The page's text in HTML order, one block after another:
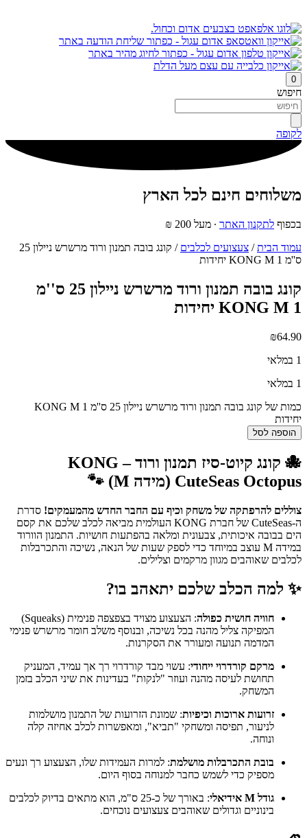
0
חיפוש
לקופה
משלוחים חינם לכל הארץ
בכפוף לתקנון האתר ∙ מעל 200 ₪
עמוד הבית/ צעצועים לכלבים
/ קונג בובה תמנון ורוד מרשרש ניילון 25
ס''מ KONG M 1 יחידות
קונג בובה תמנון ורוד מרשרש ניילון 25 ס''מ
KONG M 1 יחידות
₪64.90
1 במלאי
1 במלאי
כמות של קונג בובה תמנון ורוד מרשרש ניילון 25 ס''מ KONG M 1
יחידות
הוספה לסל
🐙 קונג קיוט-סיז תמנון ורוד – KONG
CuteSeas Octopus (מידה M) 🐾
צוללים להרפתקה של משחק וכיף עם החבר החדש מהמעמקים! סדרת
ה-CuteSeas של חברת KONG העולמית מביאה לכלב שלכם את קסם
הים בבובה איכותית, צבעונית ומלאה בהפתעות חושיות. התמנון הוורוד
במידה M עוצב במיוחד כדי לספק שעות של הנאה, נשיכה והתכרבלות
לכלבים שאוהבים מגוון מרקמים וצלילים.
✨ למה הכלב שלכם יתאהב בו?
חוויה חושית כפולה
: הצעצוע מצויד בצפצפה פנימית (Squeaks)
המפיקה צליל מהנה בכל נשיכה, ובנוסף משלב חומר מרשרש פנימי
המדמה תנועה ומעורר את הסקרנות.
מרקם קורדרוי ייחודי: עשוי מבד קורדרוי רך אך עמיד, המעניק
תחושת לעיסה מהנה ועוזר "לנקות" בעדינות את שיני הכלב בזמן
המשחק.
זרועות ארוכות וכיפיות: שמונת הזרועות של התמנון מושלמות
לניעור, תפיסה ומשחקי "תביא", ומאפשרות לכלב אחיזה קלה
ונוחה.
בובת התכרבלות מושלמת: למרות העמידות שלו, הצעצוע רך ונעים
מספיק כדי לשמש כחבר למנוחה בסוף היום.
גודל M אידיאלי
: באורך של כ-25 ס"מ, הוא מתאים בדיוק לכלבים
בינוניים וגדולים שאוהבים צעצועים נוכחים.